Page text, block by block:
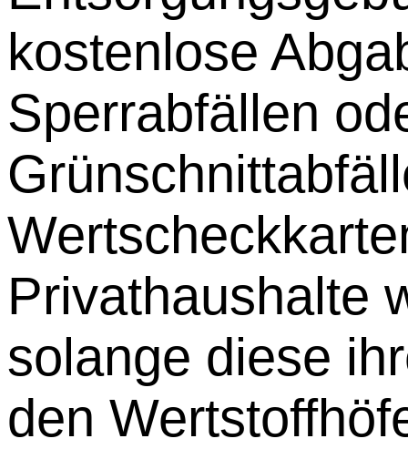
kostenlose
Sperrabfällen
Privathaushalte
solange diese
den